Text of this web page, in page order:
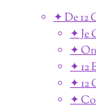
✦ De 12
✦ Je
✦
✦ 12
✦ 12
✦